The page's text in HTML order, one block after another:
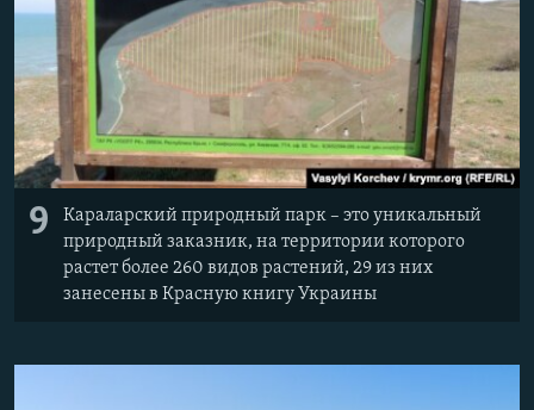
9
Караларский природный парк – это уникальный
природный заказник, на территории которого
растет более 260 видов растений, 29 из них
занесены в Красную книгу Украины